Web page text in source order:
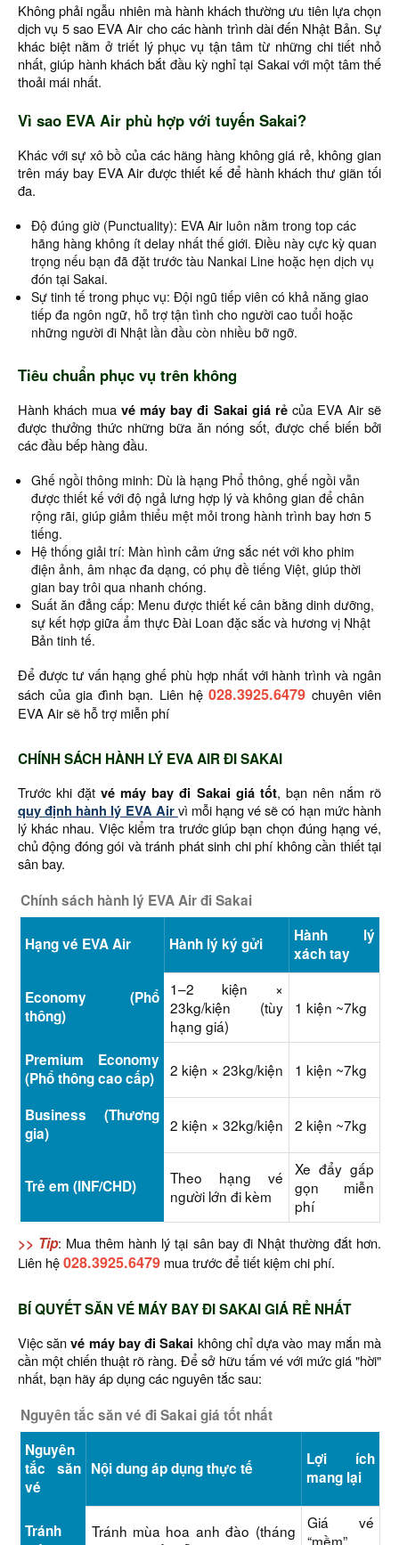
Không phải ngẫu nhiên mà hành khách thường ưu tiên lựa chọn
dịch vụ 5 sao EVA Air cho các hành trình dài đến Nhật Bản. Sự
khác biệt nằm ở triết lý phục vụ tận tâm từ những chi tiết nhỏ
nhất, giúp hành khách bắt đầu kỳ nghỉ tại Sakai với một tâm thế
thoải mái nhất.
Vì sao EVA Air phù hợp với tuyến Sakai?
Khác với sự xô bồ của các hãng hàng không giá rẻ, không gian
trên máy bay EVA Air được thiết kế để hành khách thư giãn tối
đa.
Độ đúng giờ (Punctuality): EVA Air luôn nằm trong top các
hãng hàng không ít delay nhất thế giới. Điều này cực kỳ quan
trọng nếu bạn đã đặt trước tàu Nankai Line hoặc hẹn dịch vụ
đón tại Sakai.
Sự tinh tế trong phục vụ: Đội ngũ tiếp viên có khả năng giao
tiếp đa ngôn ngữ, hỗ trợ tận tình cho người cao tuổi hoặc
những người đi Nhật lần đầu còn nhiều bỡ ngỡ.
Tiêu chuẩn phục vụ trên không
Hành khách muavé máy bay đi Sakai giá rẻ của EVA Air sẽ
được thưởng thức những bữa ăn nóng sốt, được chế biến bởi
các đầu bếp hàng đầu.
Ghế ngồi thông minh: Dù là hạng Phổ thông, ghế ngồi vẫn
được thiết kế với độ ngả lưng hợp lý và không gian để chân
rộng rãi, giúp giảm thiểu mệt mỏi trong hành trình bay hơn 5
tiếng.
Hệ thống giải trí: Màn hình cảm ứng sắc nét với kho phim
điện ảnh, âm nhạc đa dạng, có phụ đề tiếng Việt, giúp thời
gian bay trôi qua nhanh chóng.
Suất ăn đẳng cấp: Menu được thiết kế cân bằng dinh dưỡng,
sự kết hợp giữa ẩm thực Đài Loan đặc sắc và hương vị Nhật
Bản tinh tế.
Để được tư vấn hạng ghế phù hợp nhất với hành trình và ngân
sách của gia đình bạn. Liên hệ 028.3925.6479 chuyên viên
EVA Air sẽ hỗ trợ miễn phí
CHÍNH SÁCH HÀNH LÝ EVA AIR ĐI SAKAI
Trước khi đặt vé máy bay đi Sakai giá tốt, bạn nên nắm rõ
quy định hành lý EVA Airvì mỗi hạng vé sẽ có hạn mức hành
lý khác nhau. Việc kiểm tra trước giúp bạn chọn đúng hạng vé,
chủ động đóng gói và tránh phát sinh chi phí không cần thiết tại
sân bay.
Chính sách hành lý EVA Air đi Sakai
Hạng vé EVA Air Hành lý ký gửi
Hành lý
xách tay
Economy (Phổ
thông)
1–2 kiện ×
23kg/kiện (tùy
hạng giá)
1 kiện ~7kg
Premium Economy
(Phổ thông cao cấp)
2 kiện × 23kg/kiện 1 kiện ~7kg
Business (Thương
gia)
2 kiện × 32kg/kiện 2 kiện ~7kg
Trẻ em (INF/CHD)
Theo hạng vé
người lớn đi kèm
Xe đẩy gấp
gọn miễn
phí
>> Tip: Mua thêm hành lý tại sân bay đi Nhật thường đắt hơn.
Liên hệ028.3925.6479 mua trước để tiết kiệm chi phí.
BÍ QUYẾT SĂN VÉ MÁY BAY ĐI SAKAI GIÁ RẺ NHẤT
Việc sănvé máy bay đi Sakai không chỉ dựa vào may mắn mà
cần một chiến thuật rõ ràng. Để sở hữu tấm vé với mức giá "hời"
nhất, bạn hãy áp dụng các nguyên tắc sau:
Nguyên tắc săn vé đi Sakai giá tốt nhất
Nguyên
tắc săn
vé
Nội dung áp dụng thực tế
Lợi ích
mang lại
Tránh
Tránh mùa hoa anh đào (tháng
Giá vé
“mềm”